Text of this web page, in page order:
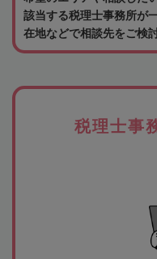
該当する税理士事務所が
在地などで相談先をご検
税理士事